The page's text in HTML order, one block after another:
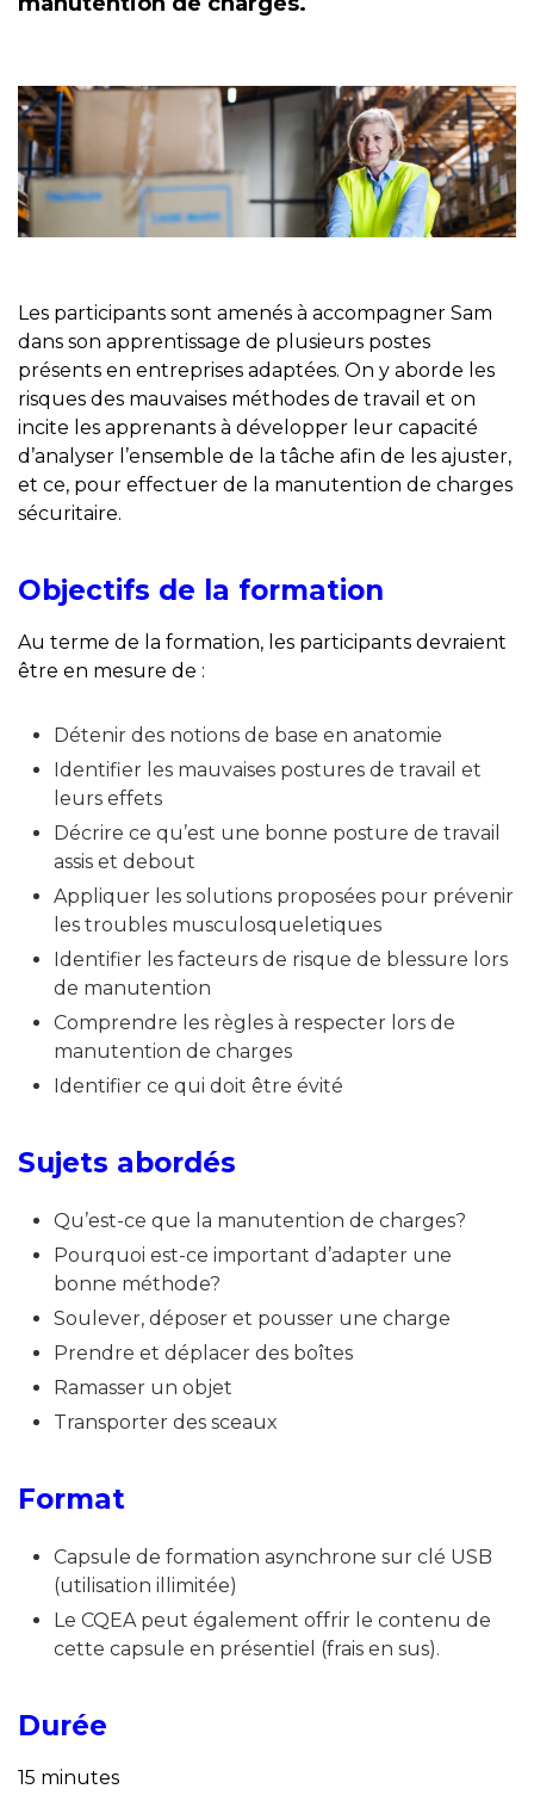
Les participants sont amenés à accompagner Sam
dans son apprentissage de plusieurs postes
présents en entreprises adaptées. On y aborde les
risques des mauvaises méthodes de travail et on
incite les apprenants à développer leur capacité
d’analyser l’ensemble de la tâche afin de les ajuster,
et ce, pour effectuer de la manutention de charges
sécuritaire.
Objectifs de la formation
Au terme de la formation, les participants devraient
être en mesure de :
Détenir des notions de base en anatomie
Identifier les mauvaises postures de travail et
leurs effets
Décrire ce qu’est une bonne posture de travail
assis et debout
Appliquer les solutions proposées pour prévenir
les troubles musculosqueletiques
Identifier les facteurs de risque de blessure lors
de manutention
Comprendre les règles à respecter lors de
manutention de charges
Identifier ce qui doit être évité
Sujets abordés
Qu’est-ce que la manutention de charges?
Pourquoi est-ce important d’adapter une
bonne méthode?
Soulever, déposer et pousser une charge
Prendre et déplacer des boîtes
Ramasser un objet
Transporter des sceaux
Format
Capsule de formation asynchrone sur clé USB
(utilisation illimitée)
Le CQEA peut également offrir le contenu de
cette capsule en présentiel (frais en sus).
Durée
15 minutes